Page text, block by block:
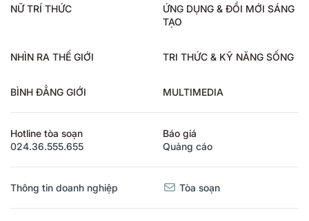
NỮ TRÍ THỨC
ỨNG DỤNG & ĐỔI MỚI SÁNG
TẠO
NHÌN RA THẾ GIỚI TRI THỨC & KỸ NĂNG SỐNG
BÌNH ĐẲNG GIỚI MULTIMEDIA
Hotline tòa soạn
024.36.555.655
Báo giá
Quảng cáo
Thông tin doanh nghiệp Tòa soạn